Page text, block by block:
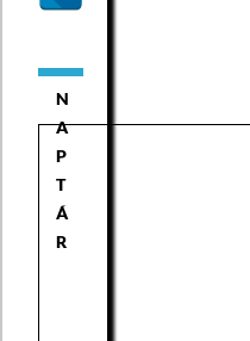
N
A
P
T
Á
R